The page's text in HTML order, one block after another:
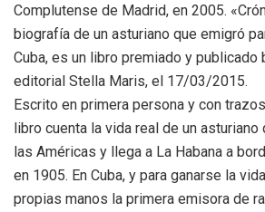
Complutense de Madrid, en 2005.
biografía de un asturiano que emigró
Cuba, es un libro premiado y publicado
editorial Stella Maris, el 17/03/2015.
Escrito en primera persona y con
libro cuenta la vida real de un asturiano
las Américas y llega a La Habana a
en 1905. En Cuba, y para ganarse la
propias manos la primera emisora de